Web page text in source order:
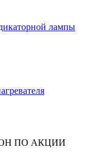
ПО АКЦИИ